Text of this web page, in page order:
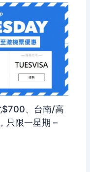
$700、台南/高
只限一星期 –